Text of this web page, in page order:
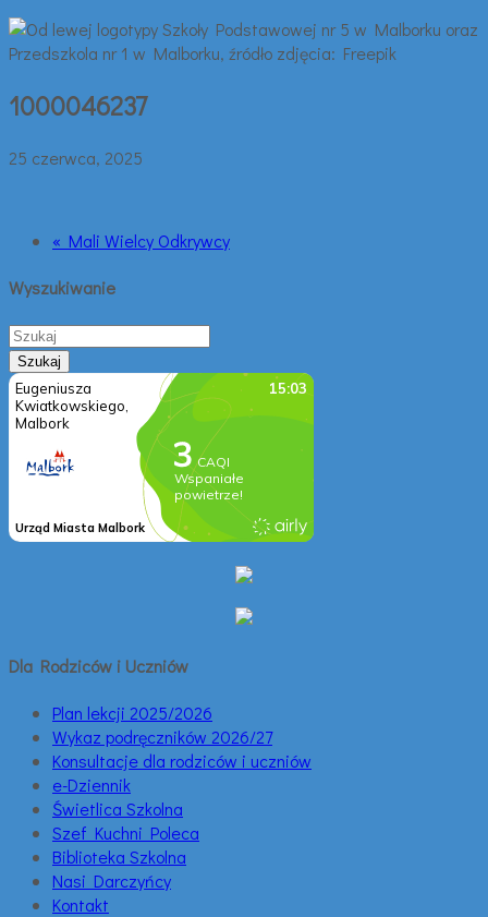
1000046237
25 czerwca, 2025
« Mali Wielcy Odkrywcy
Wyszukiwanie
Dla Rodziców i Uczniów
Plan lekcji 2025/2026
Wykaz podręczników 2026/27
Konsultacje dla rodziców i uczniów
e-Dziennik
Świetlica Szkolna
Szef Kuchni Poleca
Biblioteka Szkolna
Nasi Darczyńcy
Kontakt